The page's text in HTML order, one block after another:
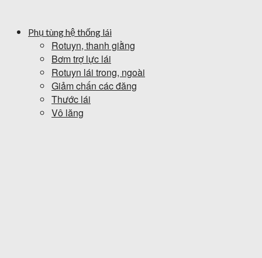
Phụ tùng hệ thống lái
Rotuyn, thanh giằng
Bơm trợ lực lái
Rotuyn lái trong, ngoài
Giảm chấn các đăng
Thước lái
Vô lăng